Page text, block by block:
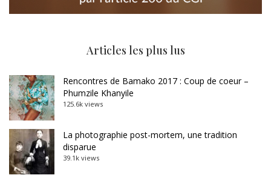
Articles les plus lus
Rencontres de Bamako 2017 : Coup de coeur –
Phumzile Khanyile
125.6k views
La photographie post-mortem, une tradition
disparue
39.1k views